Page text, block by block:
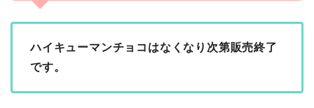
ハイキューマンチョコはなくなり次第販売終了
です。